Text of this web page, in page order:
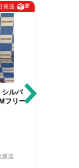
中古Bランク
iPhone14 Pro 1TB ス
ブラック MQ2F3J/A
在庫店舗：サクモバ 秋葉